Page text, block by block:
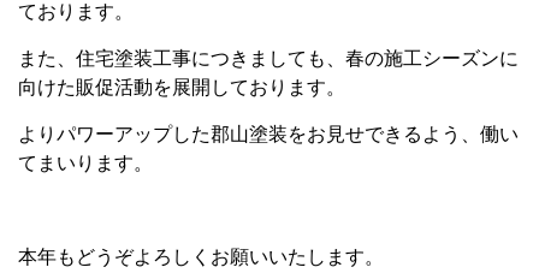
ております。
また、住宅塗装工事につきましても、春の施工シーズンに
向けた販促活動を展開しております。
よりパワーアップした郡山塗装をお見せできるよう、働い
てまいります。
本年もどうぞよろしくお願いいたします。